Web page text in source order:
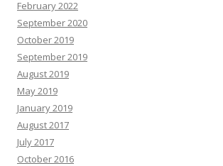
February 2022
September 2020
October 2019
September 2019
August 2019
May 2019
January 2019
August 2017
July 2017
October 2016